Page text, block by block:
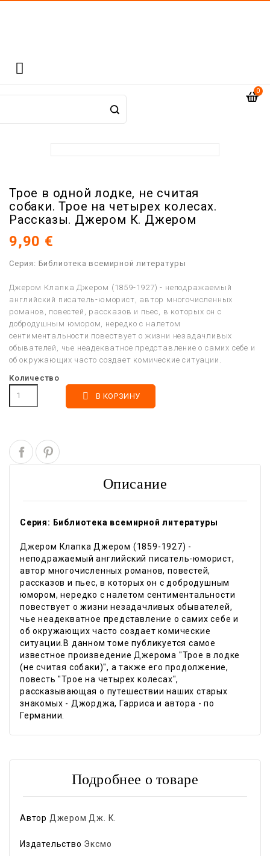

0
Трое в одной лодке, не считая
собаки. Трое на четырех колесах.
Рассказы. Джером К. Джером
9,90 €
Серия: Библиотека всемирной литературы
Джером Клапка Джером (1859-1927) - неподражаемый
английский писатель-юморист, автор многочисленных
романов, повестей, рассказов и пьес, в которых он с
добродушным юмором, нередко с налетом
сентиментальности повествует о жизни незадачливых
обывателей, чье неадекватное представление о самих себе и
об окружающих часто создает комические ситуации.
Количество
 В КОРЗИНУ
Описание
Серия: Библиотека всемирной литературы
Джером Клапка Джером (1859-1927) -
неподражаемый английский писатель-юморист,
автор многочисленных романов, повестей,
рассказов и пьес, в которых он с добродушным
юмором, нередко с налетом сентиментальности
повествует о жизни незадачливых обывателей,
чье неадекватное представление о самих себе и
об окружающих часто создает комические
ситуации.В данном томе публикуется самое
известное произведение Джерома "Трое в лодке
(не считая собаки)", а также его продолжение,
повесть "Трое на четырех колесах",
рассказывающая о путешествии наших старых
знакомых - Джорджа, Гарриса и автора - по
Германии.
Подробнее о товаре
Автор Джером Дж. К.
Издательство Эксмо